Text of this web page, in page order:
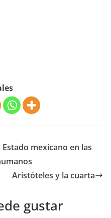
mexicano en las
Aristóteles y la cuarta
gustar